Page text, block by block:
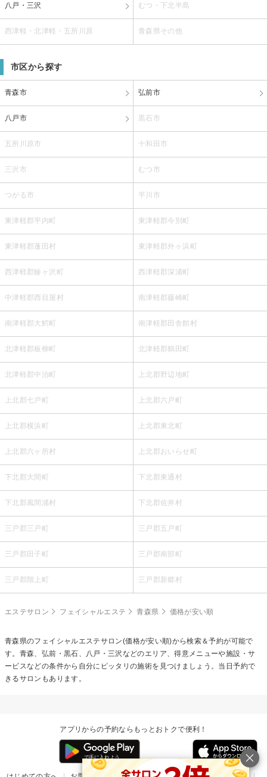
八戸・三沢 むつ・下北半島
西津軽・北津軽・五所川原 青森県その他
市区から探す
青森市 弘前市
八戸市 黒石市
五所川原市 十和田市
三沢市 むつ市
つがる市 平川市
東津軽郡平内町 東津軽郡今別町
東津軽郡蓬田村 東津軽郡外ヶ浜町
西津軽郡鰺ヶ沢町 西津軽郡深浦町
中津軽郡西目屋村 南津軽郡藤崎町
南津軽郡大鰐町 南津軽郡田舎館村
北津軽郡板柳町 北津軽郡鶴田町
北津軽郡中泊町 上北郡野辺地町
上北郡七戸町 上北郡六戸町
上北郡横浜町 上北郡東北町
上北郡六ヶ所村 上北郡おいらせ町
下北郡大間町 下北郡東通村
下北郡風間浦村 下北郡佐井村
三戸郡三戸町 三戸郡五戸町
三戸郡田子町 三戸郡南部町
三戸郡階上町 三戸郡新郷村
エステサロン フェイシャルエステ 青森県 価格が安い順
青森県のフェイシャルエステサロン(価格が安い順)から検索＆予約が可能で
す。青森、弘前・黒石、八戸・三沢などのエリア、得意メニューや施設・サ
ービスなどの条件から自分にピッタリの施術を見つけましょう。当日予約で
きるサロンもあります。
アプリからの予約ならもっとおトクで便利！